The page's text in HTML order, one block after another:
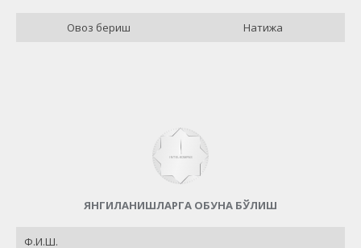
Натижа
Овоз бериш
ЯНГИЛАНИШЛАРГА ОБУНА БЎЛИШ